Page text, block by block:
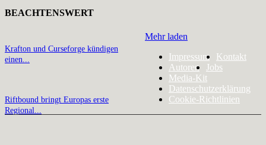
BEACHTENSWERT
Krafton und Curseforge kündigen
einen...
Riftbound bringt Europas erste
Regional...
Mehr laden
Impressum
Kontakt
Autoren
Jobs
Media-Kit
Datenschutzerklärung
Cookie-Richtlinien